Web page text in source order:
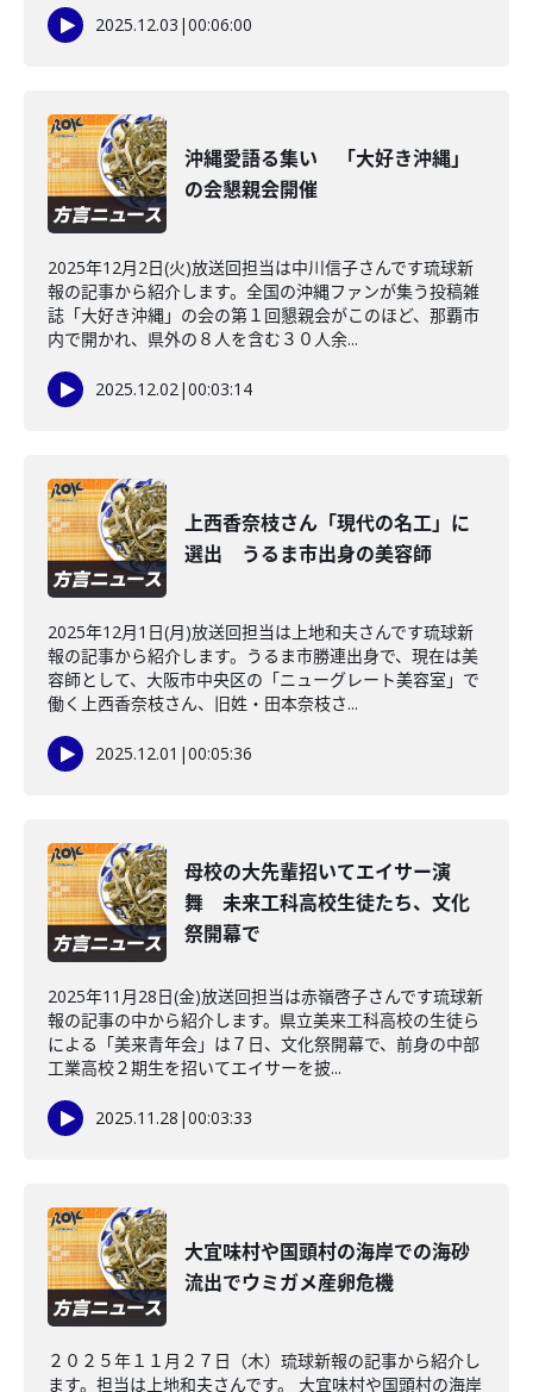
2025.12.03 |00:06:00
沖縄愛語る集い 「大好き沖縄」
の会懇親会開催
2025年12月2日(火)放送回担当は中川信子さんです琉球新
報の記事から紹介します。全国の沖縄ファンが集う投稿雑
誌「大好き沖縄」の会の第１回懇親会がこのほど、那覇市
内で開かれ、県外の８人を含む３０人余...
2025.12.02|00:03:14
上西香奈枝さん「現代の名工」に
選出 うるま市出身の美容師
2025年12月1日(月)放送回担当は上地和夫さんです琉球新
報の記事から紹介します。うるま市勝連出身で、現在は美
容師として、大阪市中央区の「ニューグレート美容室」で
働く上西香奈枝さん、旧姓・田本奈枝さ...
2025.12.01 |00:05:36
母校の大先輩招いてエイサー演
舞 未来工科高校生徒たち、文化
祭開幕で
2025年11月28日(金)放送回担当は赤嶺啓子さんです琉球新
報の記事の中から紹介します。県立美来工科高校の生徒ら
による「美来青年会」は７日、文化祭開幕で、前身の中部
工業高校２期生を招いてエイサーを披...
2025.11.28 |00:03:33
大宜味村や国頭村の海岸での海砂
流出でウミガメ産卵危機
２０２５年１１月２７日（木）琉球新報の記事から紹介し
ます。担当は上地和夫さんです。 大宜味村や国頭村の海岸